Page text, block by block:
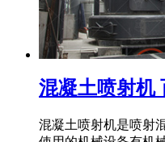
混凝土喷射机
混凝土喷射机是喷射